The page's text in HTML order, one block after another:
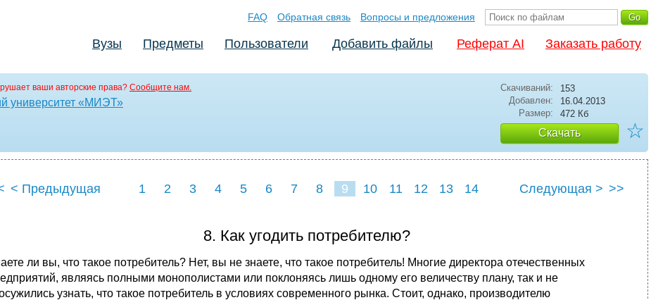
FAQ Обратная связь Вопросы и предложения
Вузы Предметы Пользователи Добавить файлы Реферат AI Заказать работу
ваши авторские права? Сообщите нам.
университет «МИЭТ»
Скачиваний:
153
Добавлен:
16.04.2013
Размер:
472 Кб
Скачать ☆
< Предыдущая 1 2 3 4 5 6 7 8 9 10 11 12 13 14 Следующая > >>
8. Как угодить потребителю?
ли вы, что такое потребитель? Нет, вы не знаете, что такое потребитель! Многие директора отечественных
являясь полными монополистами или поклоняясь лишь одному его величеству плану, так и не
узнать, что такое потребитель в условиях современного рынка. Стоит, однако, производи­телю